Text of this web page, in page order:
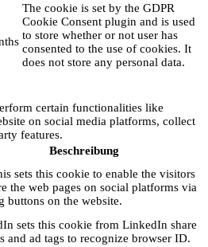
The cookie is set by the GDPR
Cookie Consent plugin and is used
to store whether or not user has
consented to the use of cookies. It
does not store any personal data.
certain functionalities like
on social media platforms, collect
features.
Beschreibung
sets this cookie to enable the visitors
the web pages on social platforms via
buttons on the website.
sets this cookie from LinkedIn share
and ad tags to recognize browser ID.